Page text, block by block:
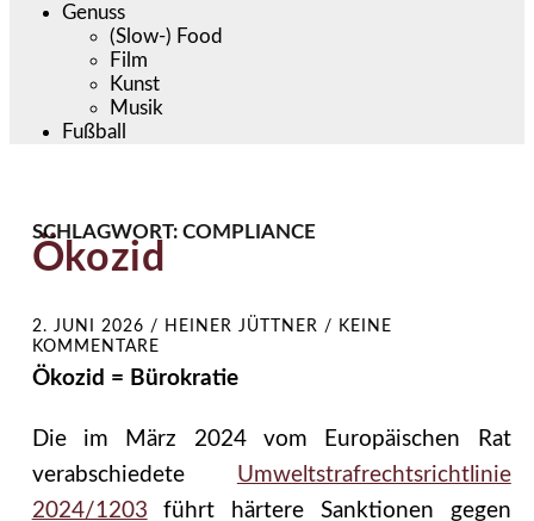
Genuss
(Slow-) Food
Film
Kunst
Musik
Fußball
SCHLAGWORT: COMPLIANCE
Ökozid
2. JUNI 2026 / HEINER JÜTTNER /
KEINE
KOMMENTARE
Ökozid = Bürokratie
Die im März 2024 vom Europäischen Rat
verabschiedete Umweltstrafrechtsrichtlinie
2024/1203 führt härtere Sanktionen gegen